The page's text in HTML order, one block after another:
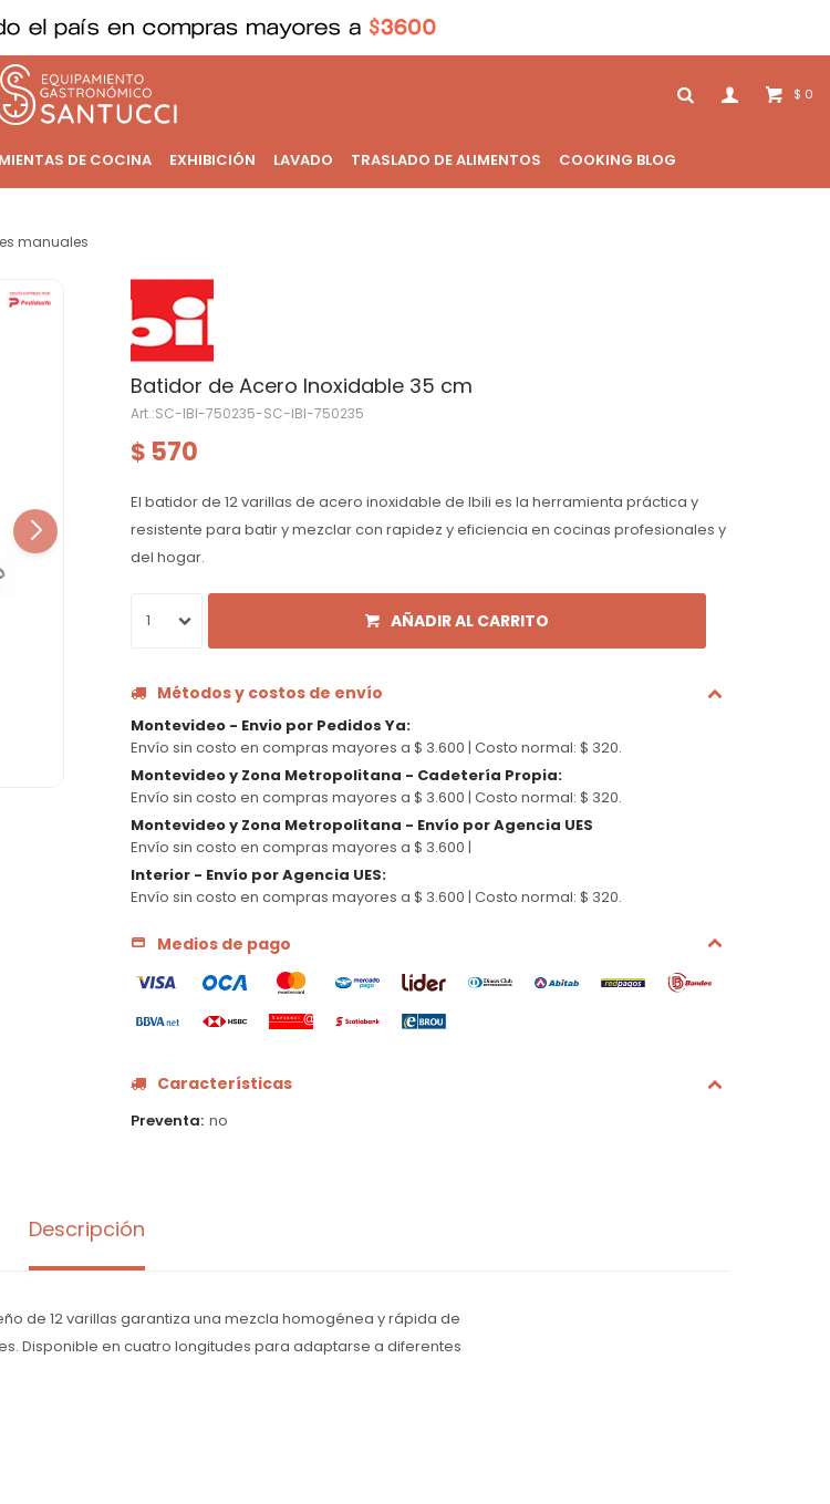
DE COCINA EXHIBICIÓN LAVADO TRASLADO DE ALIMENTOS COOKING BLOG
$ 0
manuales
Batidor de Acero Inoxidable 35 cm
SC-IBI-750235-SC-IBI-750235
$ 570
El batidor de 12 varillas de acero inoxidable de Ibili es la herramienta práctica y
resistente para batir y mezclar con rapidez y eficiencia en cocinas profesionales y
del hogar.
1 AÑADIR AL CARRITO
Métodos y costos de envío
Montevideo - Envio por Pedidos Ya:
Envío sin costo en compras mayores a $ 3.600 | Costo normal: $ 320.
Montevideo y Zona Metropolitana - Cadetería Propia:
Envío sin costo en compras mayores a $ 3.600 | Costo normal: $ 320.
Montevideo y Zona Metropolitana - Envío por Agencia UES
Envío sin costo en compras mayores a $ 3.600 |
Interior - Envío por Agencia UES:
Envío sin costo en compras mayores a $ 3.600 | Costo normal: $ 320.
Medios de pago
Características
Preventa no
Descripción
de 12 varillas garantiza una mezcla homogénea y rápida de
Disponible en cuatro longitudes para adaptarse a diferentes